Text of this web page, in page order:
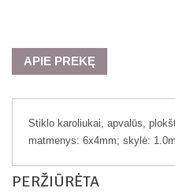
APIE PREKĘ
Stiklo karoliukai, apvalūs,
matmenys: 6x4mm; skylė:
PERŽIŪRĖTA